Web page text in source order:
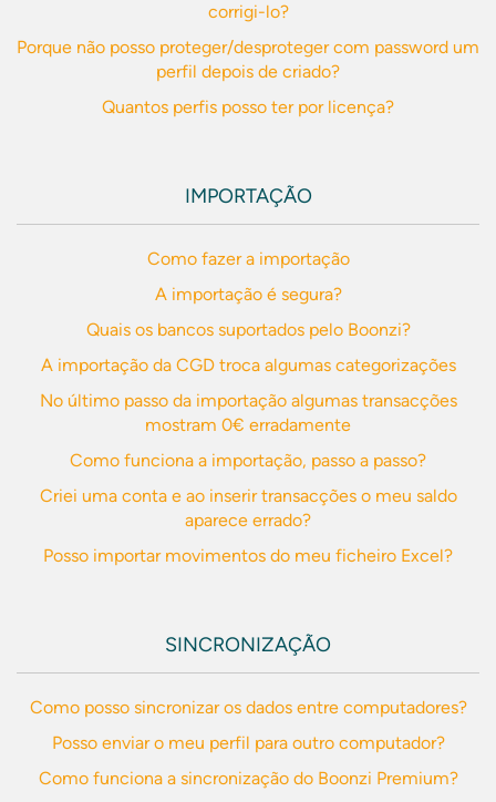
corrigi-lo?
Porque não posso proteger/desproteger com password um
perfil depois de criado?
Quantos perfis posso ter por licença?
IMPORTAÇÃO
Como fazer a importação
A importação é segura?
Quais os bancos suportados pelo Boonzi?
A importação da CGD troca algumas categorizações
No último passo da importação algumas transacções
mostram 0€ erradamente
Como funciona a importação, passo a passo?
Criei uma conta e ao inserir transacções o meu saldo
aparece errado?
Posso importar movimentos do meu ficheiro Excel?
SINCRONIZAÇÃO
Como posso sincronizar os dados entre computadores?
Posso enviar o meu perfil para outro computador?
Como funciona a sincronização do Boonzi Premium?